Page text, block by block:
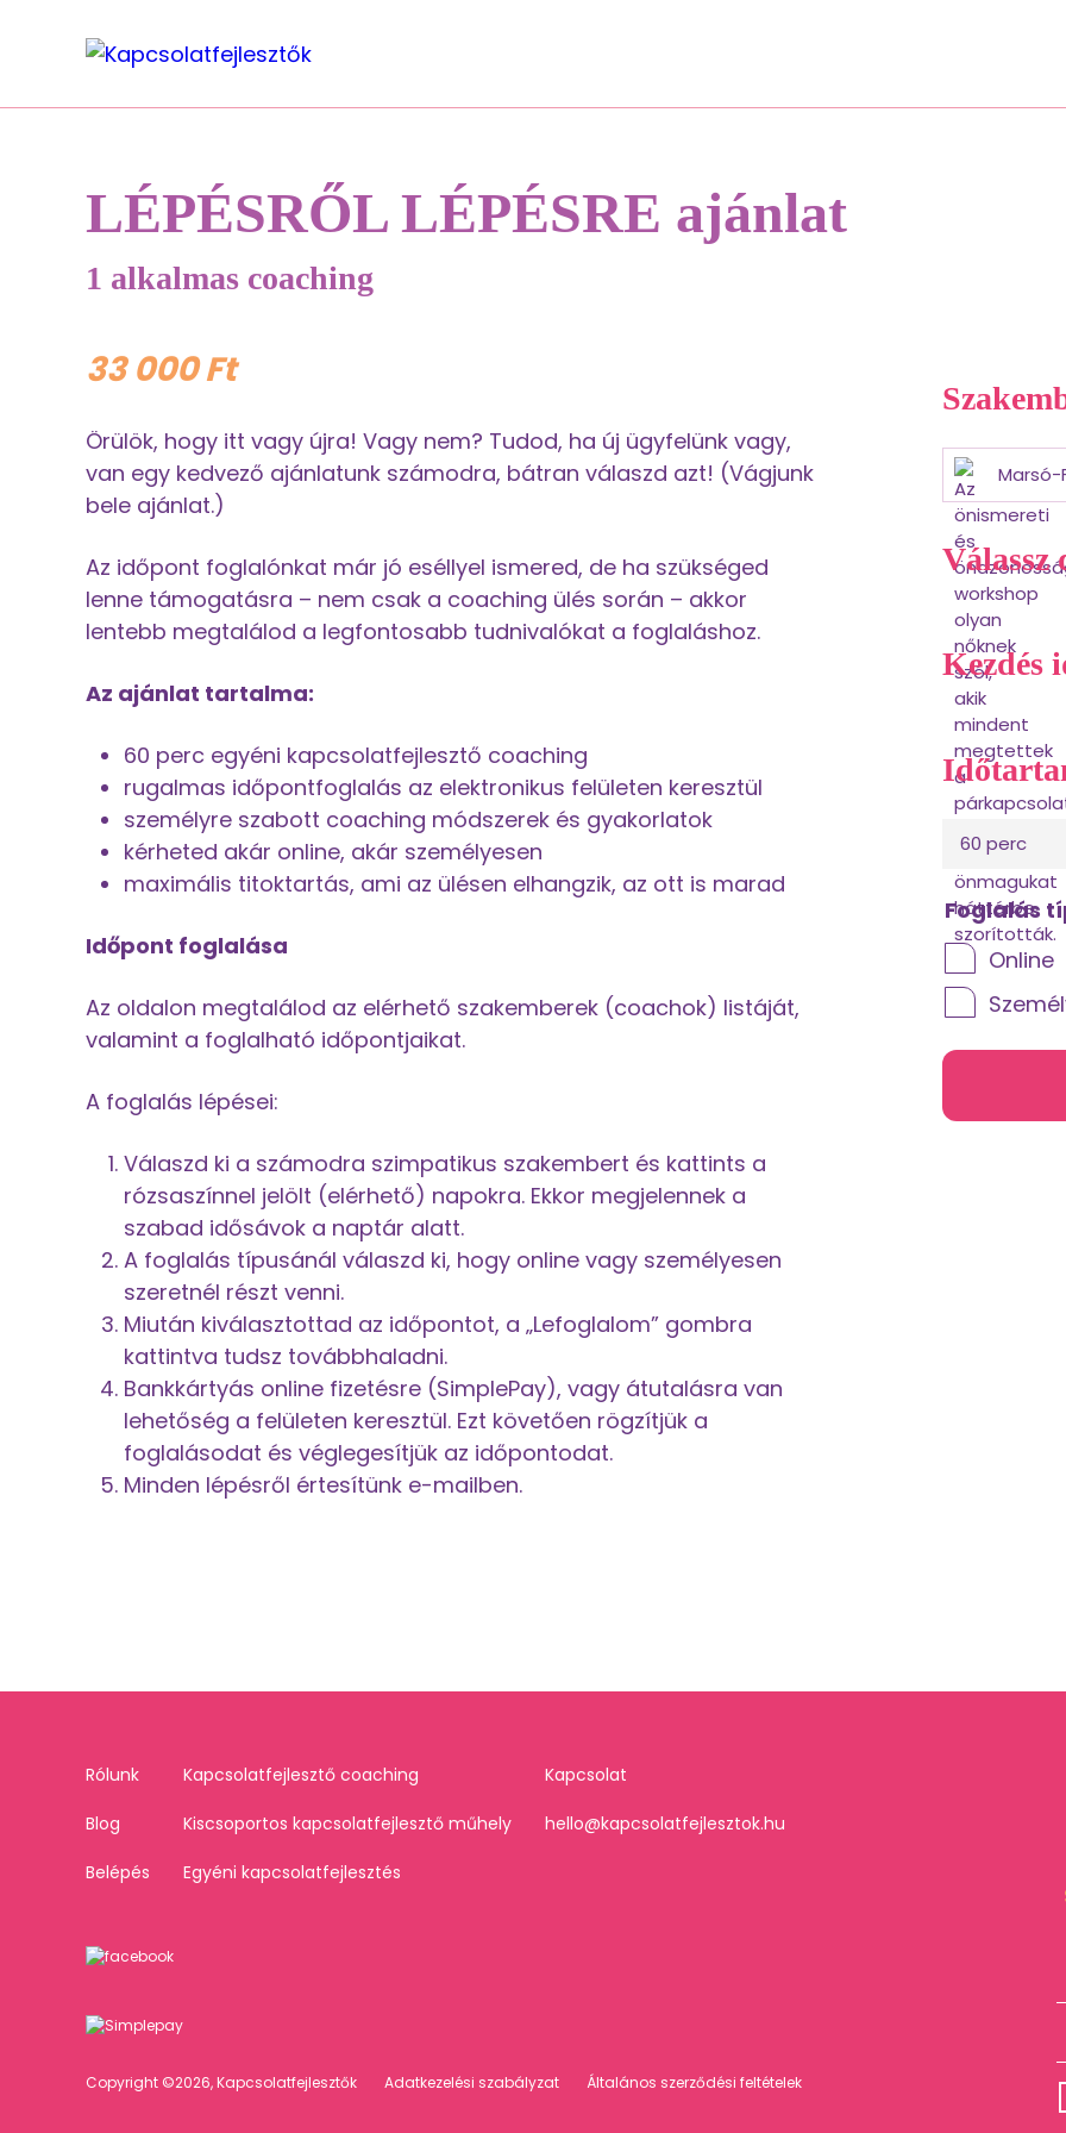
LÉPÉSRŐL LÉPÉSRE ajánlat
1 alkalmas coaching
33 000Ft
Örülök, hogy itt vagy újra! Vagy nem? Tudod, ha új ügyfelünk vagy,
van egy kedvező ajánlatunk számodra, bátran válaszd azt! (Vágjunk
bele ajánlat.)
Az időpont foglalónkat már jó eséllyel ismered, de ha szükséged
lenne támogatásra – nem csak a coaching ülés során – akkor
lentebb megtalálod a legfontosabb tudnivalókat a foglaláshoz.
Az ajánlat tartalma:
60 perc egyéni kapcsolatfejlesztő coaching
rugalmas időpontfoglalás az elektronikus felületen keresztül
személyre szabott coaching módszerek és gyakorlatok
kérheted akár online, akár személyesen
maximális titoktartás, ami az ülésen elhangzik, az ott is marad
Időpont foglalása
Az oldalon megtalálod az elérhető szakemberek (coachok) listáját,
valamint a foglalható időpontjaikat.
A foglalás lépései:
Válaszd ki a számodra szimpatikus szakembert és kattints a
rózsaszínnel jelölt (elérhető) napokra. Ekkor megjelennek a
szabad idősávok a naptár alatt.
A foglalás típusánál válaszd ki, hogy online vagy személyesen
szeretnél részt venni.
Miután kiválasztottad az időpontot, a „Lefoglalom” gombra
kattintva tudsz továbbhaladni.
Bankkártyás online fizetésre (SimplePay), vagy átutalásra van
lehetőség a felületen keresztül. Ezt követően rögzítjük a
foglalásodat és véglegesítjük az időpontodat.
Minden lépésről értesítünk e-mailben.
Marsó-
Válassz
Kezdés
60 perc
Foglalás
Online
Rólunk
Blog
Belépés
Kapcsolatfejlesztő coaching
Kiscsoportos kapcsolatfejlesztő műhely
Egyéni kapcsolatfejlesztés
Kapcsolat
hello@kapcsolatfejlesztok.hu
Copyright ©2026, Kapcsolatfejlesztők Adatkezelési szabályzat Általános szerződési feltételek